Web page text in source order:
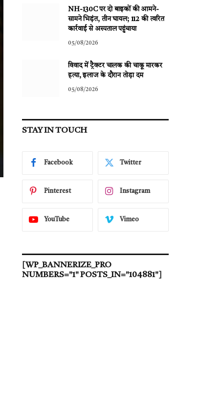
NH-130C पर दो बाइकों की आमने-
सामने भिड़ंत, तीन घायल; 112 की त्वरित
कार्रवाई से अस्पताल पहुंचाया
05/08/2026
विवाद में ट्रैक्टर चालक की चाकू मारकर
हत्या, इलाज के दौरान तोड़ा दम
05/08/2026
STAY IN TOUCH
Facebook Twitter
Pinterest Instagram
YouTube Vimeo
[WP_BANNERIZE_PRO
NUMBERS="1" POSTS_IN="104881"]